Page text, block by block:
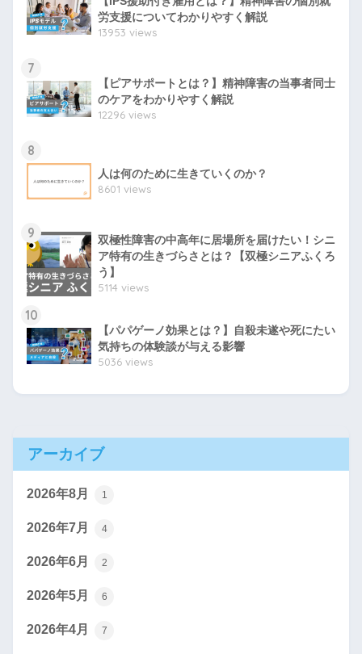
労支援についてわかりやすく解説
13953 views
7
【ピアサポートとは？】精神障害の当事者同士
のケアをわかりやすく解説
12296 views
8
人は何のために生きていくのか？
8601 views
9
双極性障害の中高年に居場所を届けたい！シニ
ア特有の生きづらさとは？【双極シニアふくろ
う】
5114 views
10
【パパゲーノ効果とは？】自殺未遂や死にたい
気持ちの体験談が与える影響
5036 views
アーカイブ
2026年8月 1
2026年7月 4
2026年6月 2
2026年5月 6
2026年4月 7